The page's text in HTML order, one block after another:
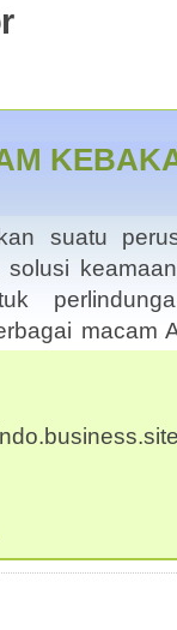
suatu
macam